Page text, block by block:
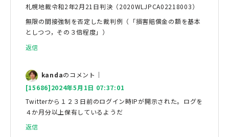
札幌地裁令和2年2月21日判決（2020WLJPCA02218003）
無限の間接強制を否定した裁判例（「損害賠償金の額を基本
としつつ，その３倍程度」）
返信
kandaのコメント｜
[15686]2024年5月1日 07:37:01
Twitterから１２３日前のログイン時IPが開示された。ログを
４か月分以上保有しているようだ
返信